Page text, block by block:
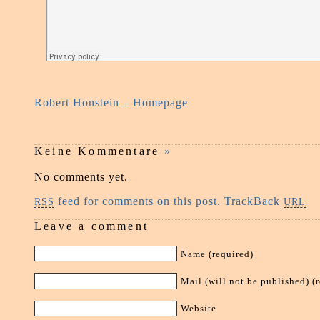
Robert Honstein – Homepage
Keine Kommentare »
No comments yet.
RSS feed for comments on this post. TrackBackURL
Leave a comment
Name (required)
Mail (will not be published)
Website